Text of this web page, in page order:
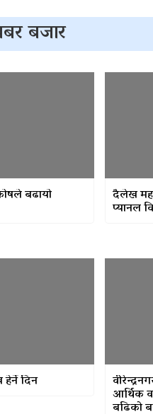
बजार
बढायो दैलेख
प्यानल
दिन
आर्थिक
बढिको